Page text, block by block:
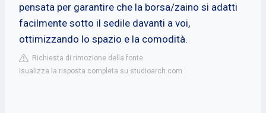
pensata per garantire che la borsa/zaino si adatti
facilmente sotto il sedile davanti a voi,
ottimizzando lo spazio e la comodità.
Richiesta di rimozione della fonte
isualizza la risposta completa su studioarch.com